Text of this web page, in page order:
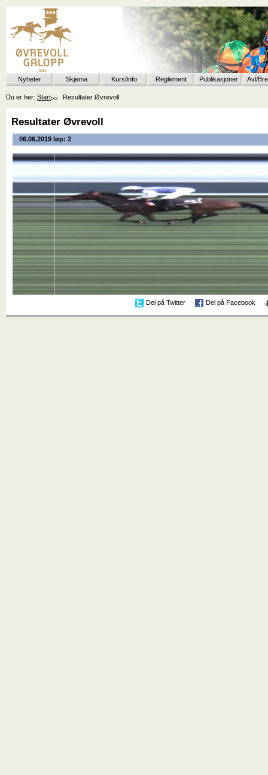
Nyheter Skjema Kurs/info Reglement Publikasjoner Avl/
Du er her: Start Resultater Øvrevoll
Resultater Øvrevoll
06.06.2019 løp: 2
Del på Twitter Del på Facebook